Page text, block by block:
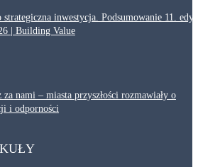
inwestycja. Podsumowanie 11.
| Building Value
nami – miasta przyszłości rozmawiały o
i odporności